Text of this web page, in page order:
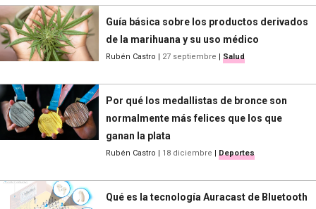
Guía básica sobre los productos derivados
de la marihuana y su uso médico
Rubén Castro 27 septiembre Salud
Por qué los medallistas de bronce son
normalmente más felices que los que
ganan la plata
Rubén Castro 18 diciembre Deportes
Qué es la tecnología Auracast de Bluetooth